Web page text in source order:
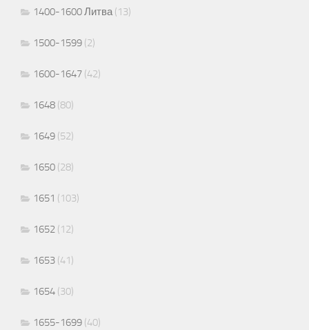
1400-1600 Литва(13)
1500-1599 (2)
1600-1647 (42)
1648 (80)
1649 (52)
1650 (28)
1651 (103)
1652 (12)
1653 (41)
1654 (30)
1655-1699 (40)